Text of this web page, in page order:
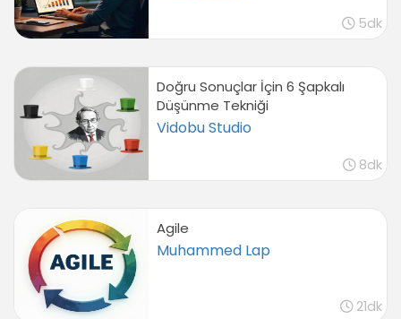
5dk
Doğru Sonuçlar İçin 6 Şapkalı
Düşünme Tekniği
Vidobu Studio
8dk
Agile
Muhammed Lap
21dk